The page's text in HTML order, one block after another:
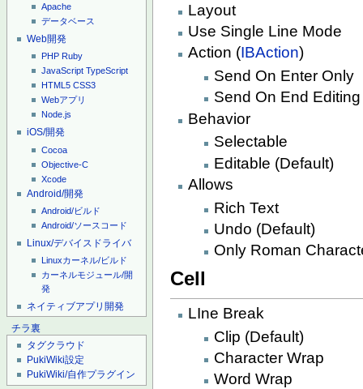
Apache
データベース
Web開発
PHP Ruby
JavaScript TypeScript
HTML5 CSS3
Webアプリ
Node.js
iOS/開発
Cocoa
Objective-C
Xcode
Android/開発
Android/ビルド
Android/ソースコード
Linux/デバイスドライバ
Linuxカーネル/ビルド
カーネルモジュール/開
発
ネイティブアプリ開発
チラ裏
タグクラウド
PukiWiki設定
PukiWiki/自作プラグイン
Layout
Use Single Line Mode
Action (IBAction)
Send On Enter Only
Send On End
Behavior
Selectable
Editable (Default)
Allows
Rich Text
Undo (Default)
Only Roman
Cell
LIne Break
Clip (Default)
Character Wrap
Word Wrap